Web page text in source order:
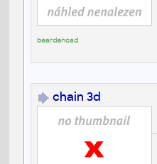
beardencad
chain 3d